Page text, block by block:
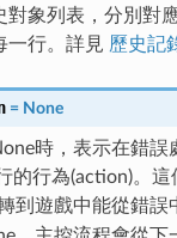
對象列表，分別對
一行。詳見 歷史記
= None
時，表示在錯誤
的行為(action)。
轉到遊戲中能從錯